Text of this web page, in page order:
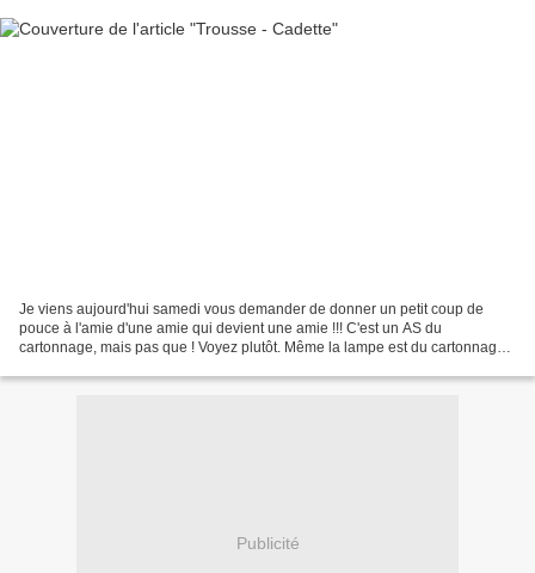
Je viens aujourd'hui samedi vous demander de donner un petit coup de
pouce à l'amie d'une amie qui devient une amie !!! C'est un AS du
cartonnage, mais pas que ! Voyez plutôt. Même la lampe est du cartonnage
Publicité